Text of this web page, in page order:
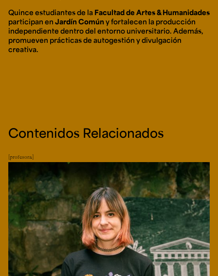
Quince estudiantes de la Facultad de Artes & Humanidades
participan en Jardín Comúny fortalecen la producción
independiente dentro del entorno universitario. Además,
promueven prácticas de autogestión y divulgación
creativa.
Contenidos Relacionados
profesora